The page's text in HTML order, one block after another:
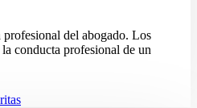
profesional del abogado. Los
conducta profesional de un